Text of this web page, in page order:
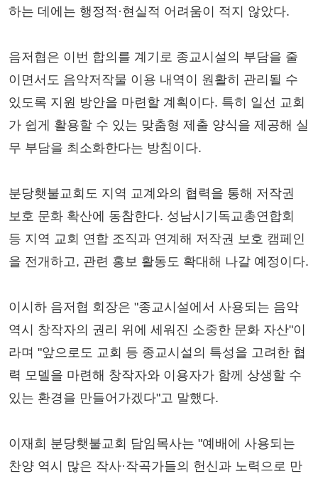
하는 데에는 행정적·현실적 어려움이 적지 않았다.
음저협은 이번 합의를 계기로 종교시설의 부담을 줄
이면서도 음악저작물 이용 내역이 원활히 관리될 수
있도록 지원 방안을 마련할 계획이다. 특히 일선 교회
가 쉽게 활용할 수 있는 맞춤형 제출 양식을 제공해 실
무 부담을 최소화한다는 방침이다.
분당횃불교회도 지역 교계와의 협력을 통해 저작권
보호 문화 확산에 동참한다. 성남시기독교총연합회
등 지역 교회 연합 조직과 연계해 저작권 보호 캠페인
을 전개하고, 관련 홍보 활동도 확대해 나갈 예정이다.
이시하 음저협 회장은 "종교시설에서 사용되는 음악
역시 창작자의 권리 위에 세워진 소중한 문화 자산"이
라며 "앞으로도 교회 등 종교시설의 특성을 고려한 협
력 모델을 마련해 창작자와 이용자가 함께 상생할 수
있는 환경을 만들어가겠다"고 말했다.
이재희 분당횃불교회 담임목사는 "예배에 사용되는
찬양 역시 많은 작사·작곡가들의 헌신과 노력으로 만